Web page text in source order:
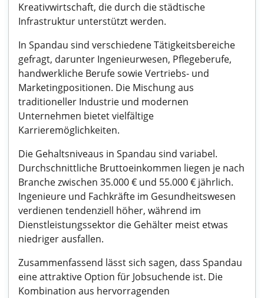
Kreativwirtschaft, die durch die städtische
Infrastruktur unterstützt werden.
In Spandau sind verschiedene Tätigkeitsbereiche
gefragt, darunter Ingenieurwesen, Pflegeberufe,
handwerkliche Berufe sowie Vertriebs- und
Marketingpositionen. Die Mischung aus
traditioneller Industrie und modernen
Unternehmen bietet vielfältige
Karrieremöglichkeiten.
Die Gehaltsniveaus in Spandau sind variabel.
Durchschnittliche Bruttoeinkommen liegen je nach
Branche zwischen 35.000 € und 55.000 € jährlich.
Ingenieure und Fachkräfte im Gesundheitswesen
verdienen tendenziell höher, während im
Dienstleistungssektor die Gehälter meist etwas
niedriger ausfallen.
Zusammenfassend lässt sich sagen, dass Spandau
eine attraktive Option für Jobsuchende ist. Die
Kombination aus hervorragenden